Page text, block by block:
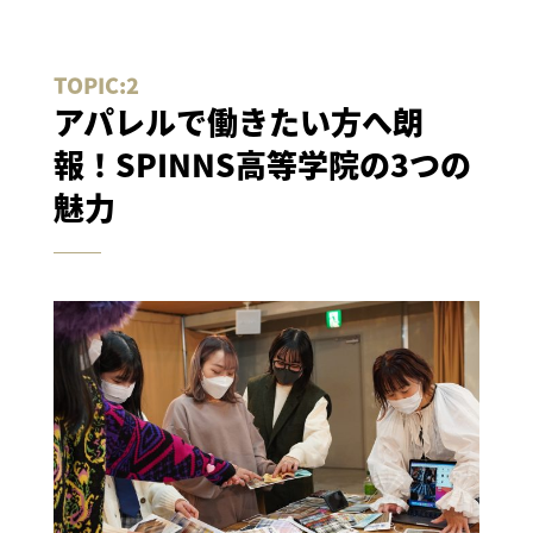
アパレルで働きたい方へ朗
報！SPINNS高等学院の3つの
魅力